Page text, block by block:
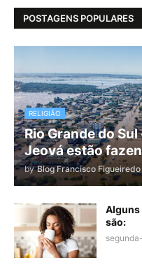
POSTAGENS POPULARES
RELIGIÃO
Rio Grande do
Jeová estão
by Blog Francisco Figueiredo
Alguns
são: